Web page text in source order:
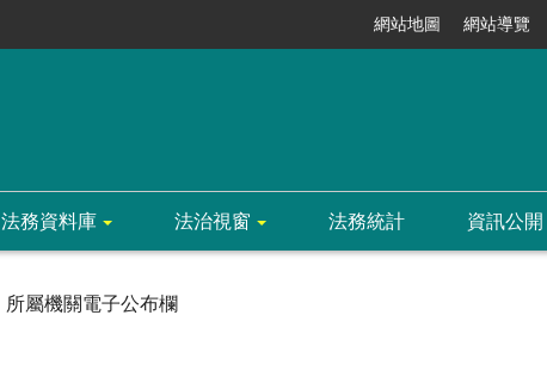
網站地圖 網站導覽
法務資料庫 法治視窗 法務統計 資訊公開
所屬機關電子公布欄